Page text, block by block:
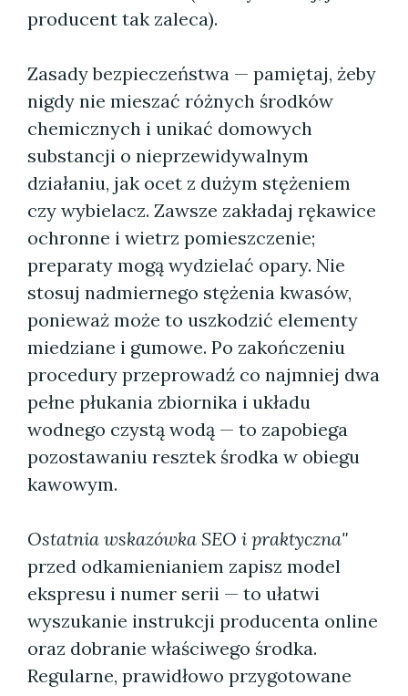
producent tak zaleca).
Zasady bezpieczeństwa — pamiętaj, żeby
nigdy nie mieszać różnych środków
chemicznych i unikać domowych
substancji o nieprzewidywalnym
działaniu, jak ocet z dużym stężeniem
czy wybielacz. Zawsze zakładaj rękawice
ochronne i wietrz pomieszczenie;
preparaty mogą wydzielać opary. Nie
stosuj nadmiernego stężenia kwasów,
ponieważ może to uszkodzić elementy
miedziane i gumowe. Po zakończeniu
procedury przeprowadź co najmniej dwa
pełne płukania zbiornika i układu
wodnego czystą wodą — to zapobiega
pozostawaniu resztek środka w obiegu
kawowym.
Ostatnia wskazówka SEO i praktyczna"
przed odkamienianiem zapisz model
ekspresu i numer serii — to ułatwi
wyszukanie instrukcji producenta online
oraz dobranie właściwego środka.
Regularne, prawidłowo przygotowane